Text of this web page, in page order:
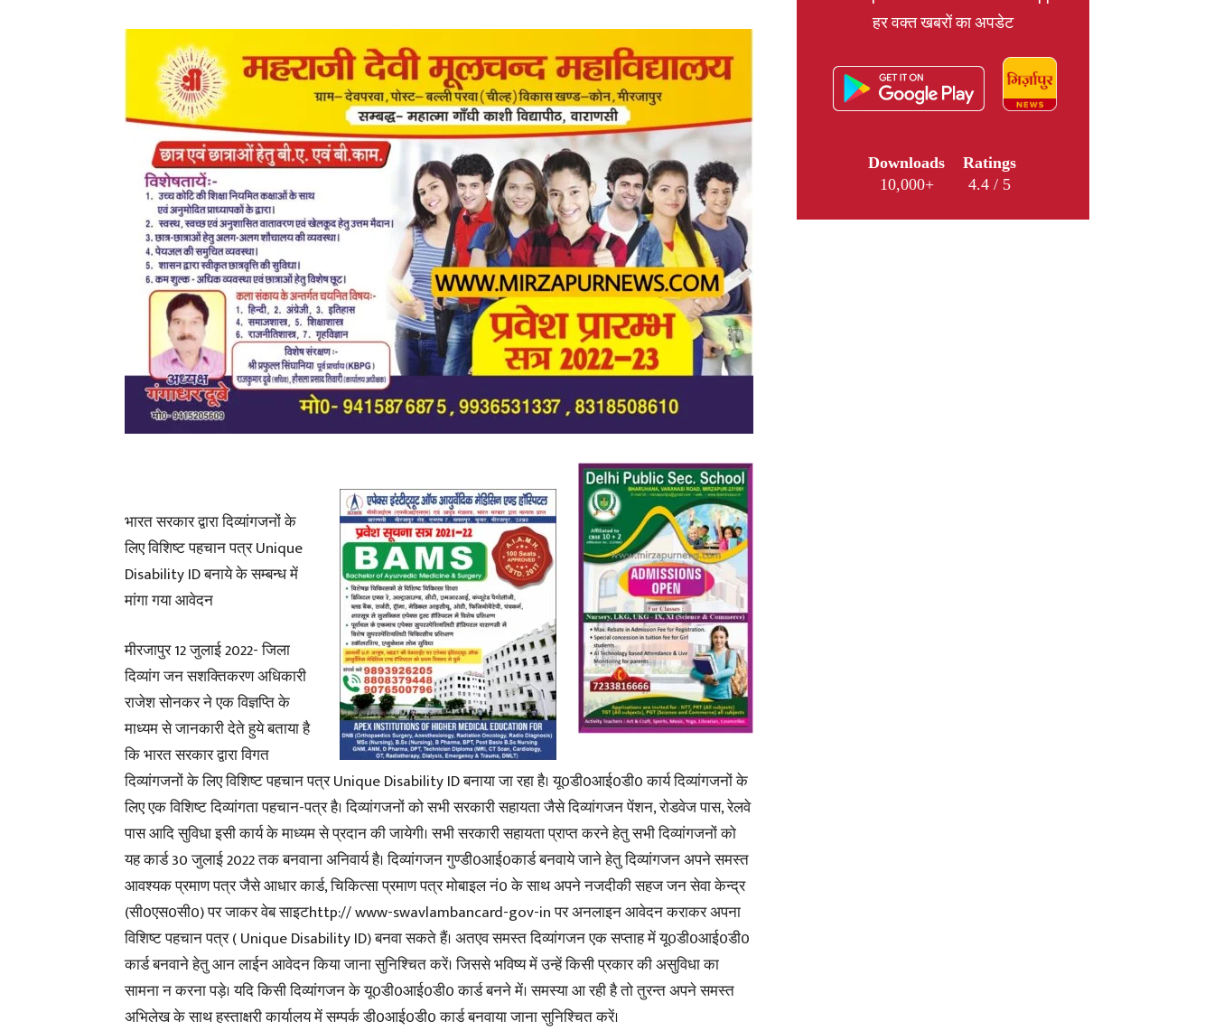
News,
Latest
News
Hindi,
Today
Hindi
News
भारत सरकार द्वारा दिव्यांगजनों के
लिए विशिष्ट पहचान पत्र Unique
Disability ID बनाये के सम्बन्ध में
मांगा गया आवेदन
मीरजापुर 12 जुलाई 2022- जिला
दिव्यांग जन सशक्तिकरण अधिकारी
राजेश सोनकर ने एक विज्ञप्ति के
माध्यम से जानकारी देते हुये बताया है
कि भारत सरकार द्वारा विगत
दिव्यांगजनों के लिए विशिष्ट पहचान पत्र Unique Disability ID बनाया जा रहा है। यू0डी0आई0डी0 कार्य दिव्यांगजनों के
लिए एक विशिष्ट दिव्यांगता पहचान-पत्र है। दिव्यांगजनों को सभी सरकारी सहायता जैसे दिव्यांगजन पेंशन, रोडवेज पास, रेलवे
पास आदि सुविधा इसी कार्य के माध्यम से प्रदान की जायेगी। सभी सरकारी सहायता प्राप्त करने हेतु सभी दिव्यांगजनों को
यह कार्ड 30 जुलाई 2022 तक बनवाना अनिवार्य है। दिव्यांगजन गुण्डी0आई0कार्ड बनवाये जाने हेतु दिव्यांगजन अपने समस्त
आवश्यक प्रमाण पत्र जैसे आधार कार्ड, चिकित्सा प्रमाण पत्र मोबाइल नं0 के साथ अपने नजदीकी सहज जन सेवा केन्द्र
(सी0एस0सी0) पर जाकर वेब साइटhttp:// www-swavlambancard-gov-in पर अनलाइन आवेदन कराकर अपना
विशिष्ट पहचान पत्र ( Unique Disability ID) बनवा सकते हैं। अतएव समस्त दिव्यांगजन एक सप्ताह में यू0डी0आई0डी0
कार्ड बनवाने हेतु आन लाईन आवेदन किया जाना सुनिश्चित करें। जिससे भविष्य में उन्हें किसी प्रकार की असुविधा का
सामना न करना पड़े। यदि किसी दिव्यांगजन के यू0डी0आई0डी0 कार्ड बनने में। समस्या आ रही है तो तुरन्त अपने समस्त
अभिलेख के साथ हस्ताक्षरी कार्यालय में सम्पर्क डी0आई0डी0 कार्ड बनवाया जाना सुनिश्चित करें।
हर वक्त खबरों का अपडेट
Downloads
10,000+
Ratings
4.4 / 5